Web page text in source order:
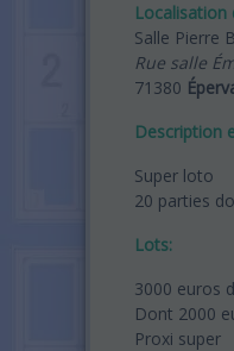
Localisation
Salle Pierre
Rue salle
71380
Description
Super loto
20 parties
Lots:
3000 euros
Dont 2000
Proxi super